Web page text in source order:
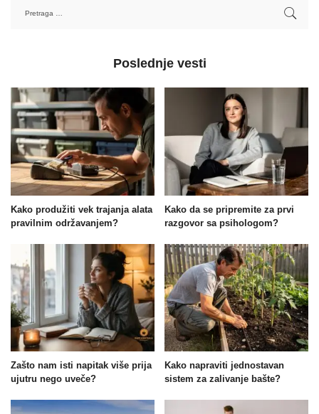
Poslednje vesti
Kako produžiti vek trajanja alata
pravilnim održavanjem?
Kako da se pripremite za prvi
razgovor sa psihologom?
Zašto nam isti napitak više prija
ujutru nego uveče?
Kako napraviti jednostavan
sistem za zalivanje bašte?